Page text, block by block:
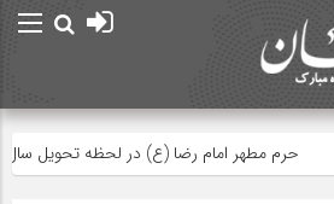
حرم مطهر امام رضا (ع) در لحظه تحویل سال